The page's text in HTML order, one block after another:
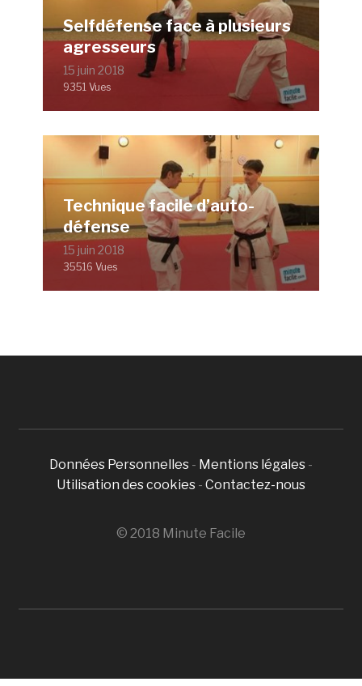
Selfdéfense face à plusieurs
agresseurs
15 juin 2018
9351 Vues
Technique facile d’auto-
défense
15 juin 2018
35516 Vues
Données Personnelles - Mentions légales -
Utilisation des cookies - Contactez-nous
© 2018 Minute Facile